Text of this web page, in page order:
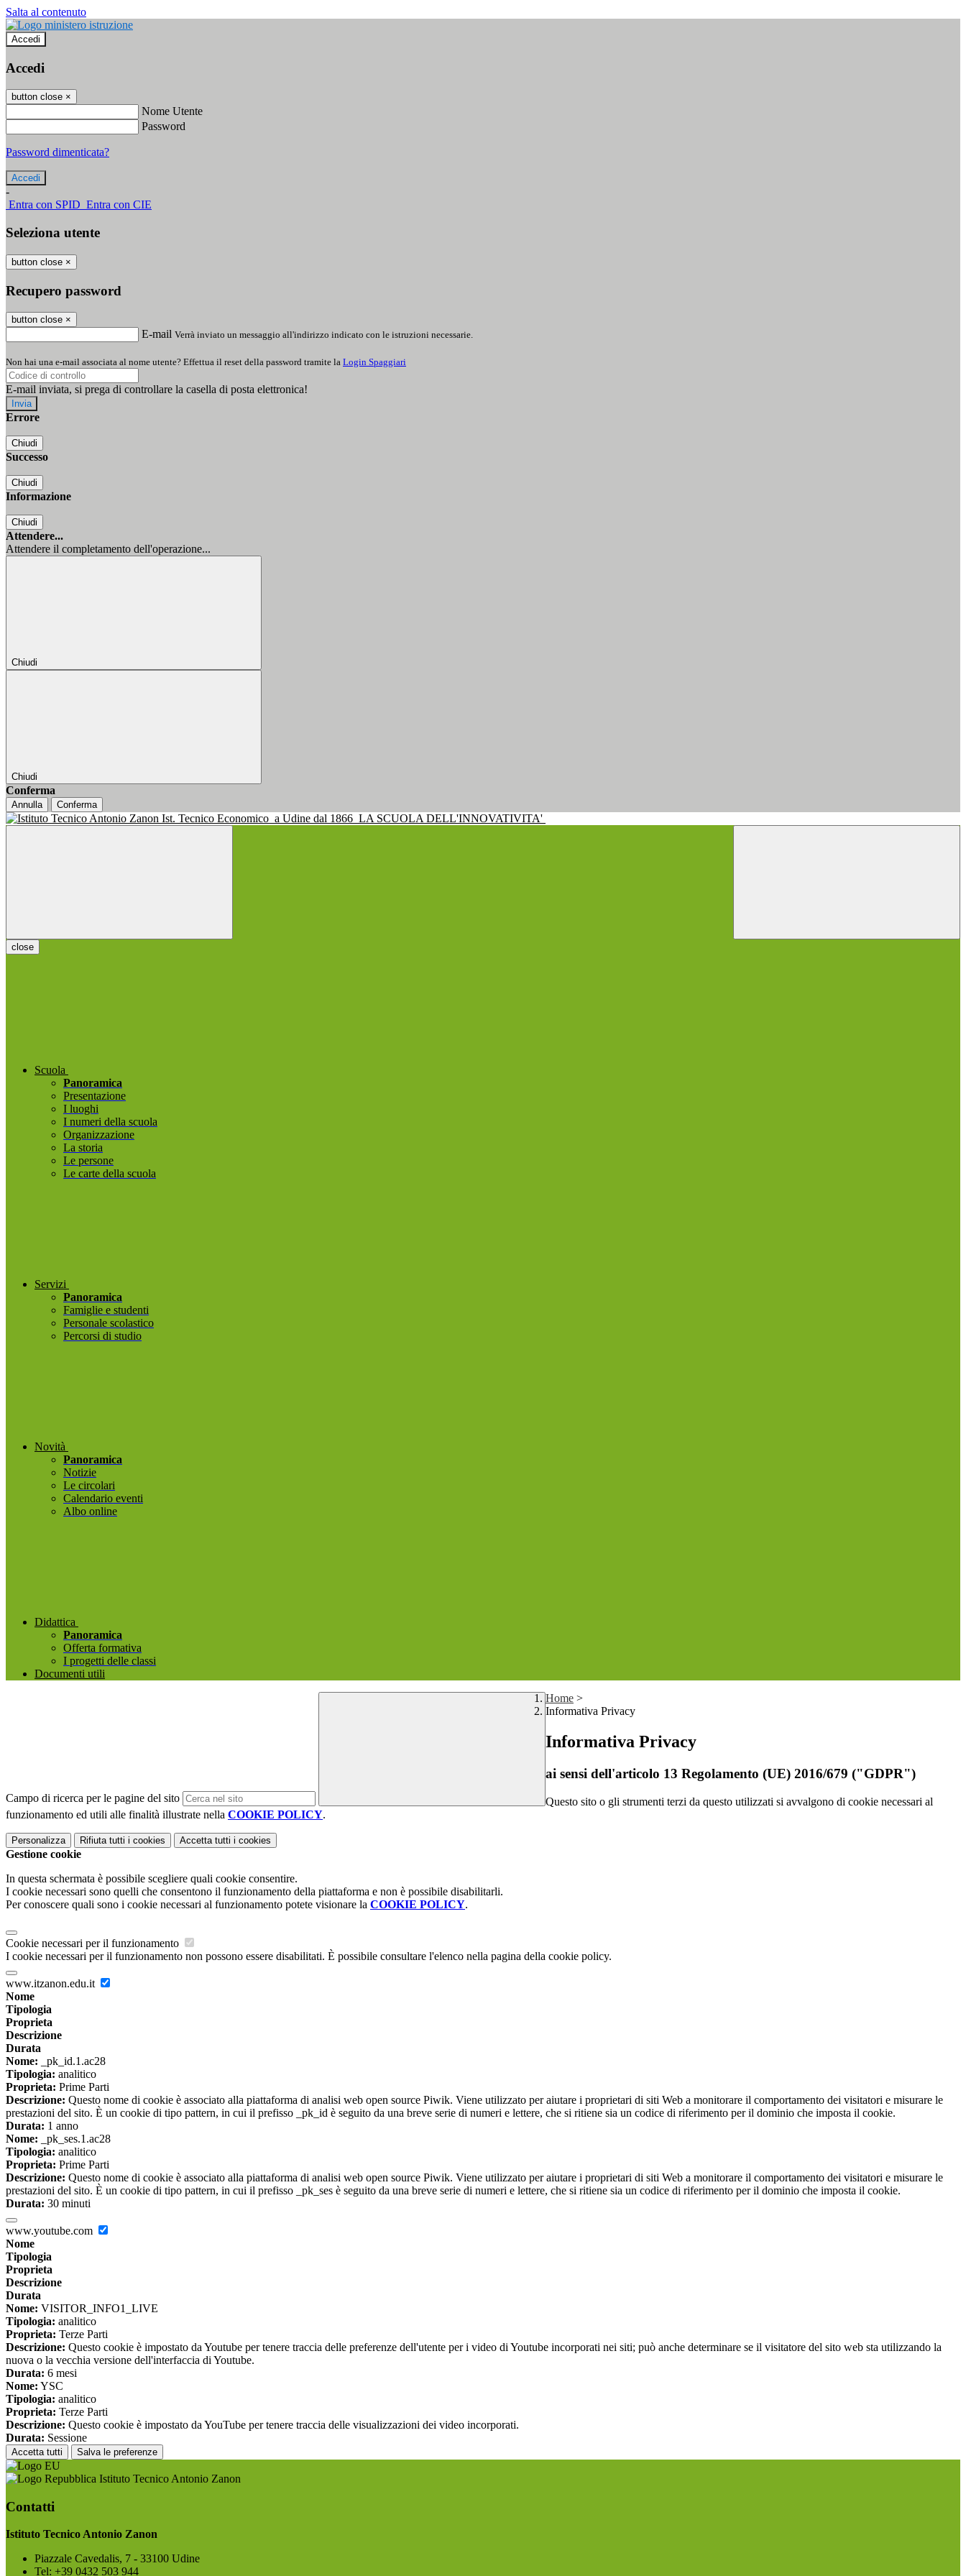
Salta al contenuto
Accedi
Accedi
button close ×
Nome Utente
Password
Password dimenticata?
-
Entra con SPID Entra con CIE
Seleziona utente
button close ×
Recupero password
button close ×
E-mail Verrà inviato un messaggio all'indirizzo indicato con le istruzioni necessarie.
Non hai una e-mail associata al nome utente? Effettua il reset della password tramite la Login Spaggiari
E-mail inviata, si prega di controllare la casella di posta elettronica!
Errore
Chiudi
Successo
Chiudi
Informazione
Chiudi
Attendere...
Attendere il completamento dell'operazione...
Chiudi
Chiudi
Conferma
Annulla Conferma
Ist. Tecnico Economico a Udine dal 1866 LA SCUOLA DELL'INNOVATIVITA'
close
Scuola
Panoramica
Presentazione
I luoghi
I numeri della scuola
Organizzazione
La storia
Le persone
Le carte della scuola
Servizi
Panoramica
Famiglie e studenti
Personale scolastico
Percorsi di studio
Novità
Panoramica
Notizie
Le circolari
Calendario eventi
Albo online
Didattica
Panoramica
Offerta formativa
I progetti delle classi
Documenti utili
Campo di ricerca per le pagine del sito
Home >
Informativa Privacy
Informativa Privacy
ai sensi dell'articolo 13 Regolamento (UE) 2016/679 ("GDPR")
Questo sito o gli strumenti terzi da questo utilizzati si avvalgono di cookie necessari al
funzionamento ed utili alle finalità illustrate nella COOKIE POLICY.
Personalizza Rifiuta tutti i cookies Accetta tutti i cookies
Gestione cookie
In questa schermata è possibile scegliere quali cookie consentire.
I cookie necessari sono quelli che consentono il funzionamento della piattaforma e non è possibile disabilitarli.
Per conoscere quali sono i cookie necessari al funzionamento potete visionare la COOKIE POLICY.
Cookie necessari per il funzionamento
I cookie necessari per il funzionamento non possono essere disabilitati. È possibile consultare l'elenco nella pagina della cookie policy.
www.itzanon.edu.it
Nome
Tipologia
Proprieta
Descrizione
Durata
Nome: _pk_id.1.ac28
Tipologia: analitico
Proprieta: Prime Parti
Descrizione: Questo nome di cookie è associato alla piattaforma di analisi web open source Piwik. Viene utilizzato per aiutare i proprietari di siti Web a monitorare il comportamento dei visitatori e misurare le
prestazioni del sito. È un cookie di tipo pattern, in cui il prefisso _pk_id è seguito da una breve serie di numeri e lettere, che si ritiene sia un codice di riferimento per il dominio che imposta il cookie.
Durata: 1 anno
Nome: _pk_ses.1.ac28
Tipologia: analitico
Proprieta: Prime Parti
Descrizione: Questo nome di cookie è associato alla piattaforma di analisi web open source Piwik. Viene utilizzato per aiutare i proprietari di siti Web a monitorare il comportamento dei visitatori e misurare le
prestazioni del sito. È un cookie di tipo pattern, in cui il prefisso _pk_ses è seguito da una breve serie di numeri e lettere, che si ritiene sia un codice di riferimento per il dominio che imposta il cookie.
Durata: 30 minuti
www.youtube.com
Nome
Tipologia
Proprieta
Descrizione
Durata
Nome: VISITOR_INFO1_LIVE
Tipologia: analitico
Proprieta: Terze Parti
Descrizione: Questo cookie è impostato da Youtube per tenere traccia delle preferenze dell'utente per i video di Youtube incorporati nei siti; può anche determinare se il visitatore del sito web sta utilizzando la
nuova o la vecchia versione dell'interfaccia di Youtube.
Durata: 6 mesi
Nome: YSC
Tipologia: analitico
Proprieta: Terze Parti
Descrizione: Questo cookie è impostato da YouTube per tenere traccia delle visualizzazioni dei video incorporati.
Durata: Sessione
Accetta tutti Salva le preferenze
Istituto Tecnico Antonio Zanon
Contatti
Istituto Tecnico Antonio Zanon
Piazzale Cavedalis, 7 - 33100 Udine
Tel: +39 0432 503 944